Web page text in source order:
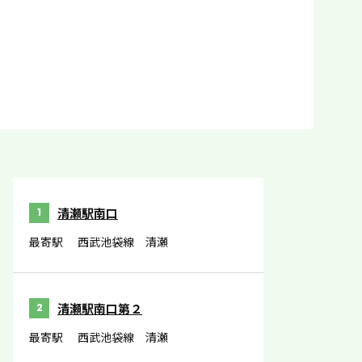
1 清瀬駅南口
最寄駅 西武池袋線 清瀬
2 清瀬駅南口第２
最寄駅 西武池袋線 清瀬